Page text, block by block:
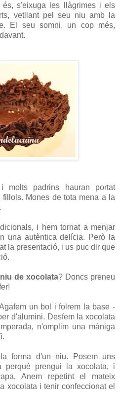
és, s'eixuga les llàgrimes i els
vetllant pel seu niu amb la
El seu somni, un cop més,
padrins hauran portat
Mones de tota mena a la
i hem tornat a menjar
una autèntica delícia. Però la
la presentació, i us puc dir que
de xocolata? Doncs preneu
un bol i folrem la base -
d'alumini. Desfem la xocolata
n'omplim una màniga
forma d'un niu. Posem uns
prengui la xocolata, i
Anem repetint el mateix
xocolata i tenir confeccionat el